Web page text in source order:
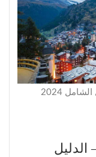
2024